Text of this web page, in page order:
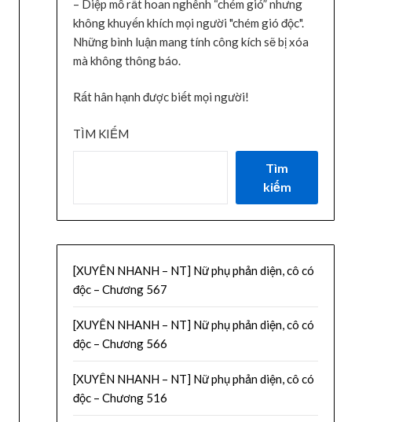
– Diệp mỗ rất hoan nghênh “chém gió” nhưng
không khuyến khích mọi người "chém gió độc".
Những bình luận mang tính công kích sẽ bị xóa
mà không thông báo.
Rất hân hạnh được biết mọi người!
TÌM KIẾM
Tìm
kiếm
[XUYÊN NHANH – NT] Nữ phụ phản diện, cô có
độc – Chương 567
[XUYÊN NHANH – NT] Nữ phụ phản diện, cô có
độc – Chương 566
[XUYÊN NHANH – NT] Nữ phụ phản diện, cô có
độc – Chương 516